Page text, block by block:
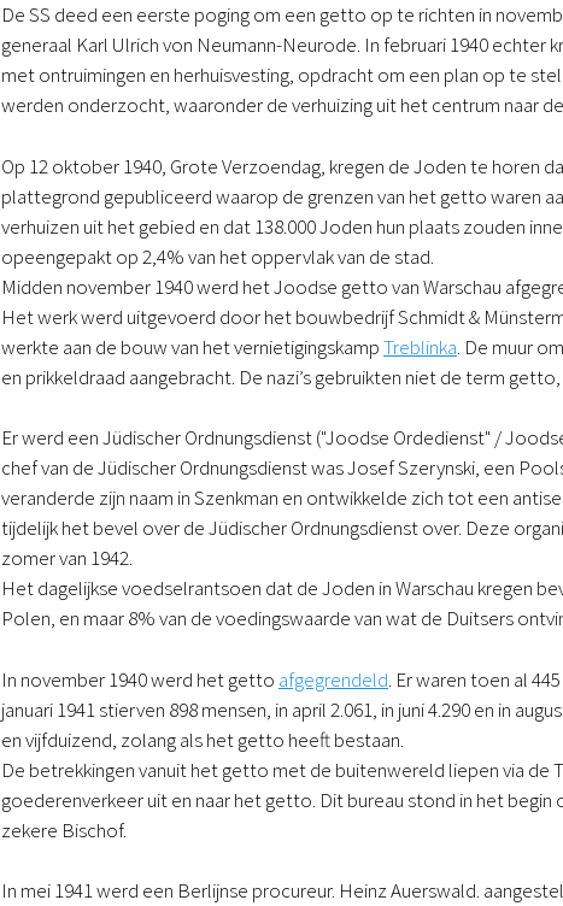
De SS deed een eerste poging om een getto op te richten in
generaal Karl Ulrich von Neumann-Neurode. In februari 1940
met ontruimingen en herhuisvesting, opdracht om een plan op te
werden onderzocht, waaronder de verhuizing uit het centrum naar
Op 12 oktober 1940, Grote Verzoendag, kregen de Joden te horen
plattegrond gepubliceerd waarop de grenzen van het getto waren
verhuizen uit het gebied en dat 138.000 Joden hun plaats zouden
opeengepakt op 2,4% van het oppervlak van de stad.
Midden november 1940 werd het Joodse getto van Warschau
Het werk werd uitgevoerd door het bouwbedrijf Schmidt &
werkte aan de bouw van het vernietigingskampTreblinka. De muur
en prikkeldraad aangebracht. De nazi’s gebruikten niet de term
Er werd een Jüdischer Ordnungsdienst ("Joodse Ordedienst" /
chef van de Jüdischer Ordnungsdienst was Josef Szerynski, een
veranderde zijn naam in Szenkman en ontwikkelde zich tot een
tijdelijk het bevel over de Jüdischer Ordnungsdienst over. Deze
zomer van 1942.
Het dagelijkse voedselrantsoen dat de Joden in Warschau kregen
Polen, en maar 8% van de voedingswaarde van wat de Duitsers
In november 1940 werd het getto afgegrendeld. Er waren toen al
januari 1941 stierven 898 mensen, in april 2.061, in juni 4.290 en in
en vijfduizend, zolang als het getto heeft bestaan.
De betrekkingen vanuit het getto met de buitenwereld liepen via
goederenverkeer uit en naar het getto. Dit bureau stond in het
zekere Bischof.
In mei 1941 werd een Berlijnse procureur. Heinz Auerswald.